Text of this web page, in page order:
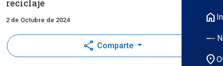
home
location_on
reciclaje
2 de Octubre de 2024
share Comparte